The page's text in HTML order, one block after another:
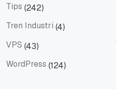
Tips (242)
Tren Industri (4)
VPS (43)
WordPress (124)